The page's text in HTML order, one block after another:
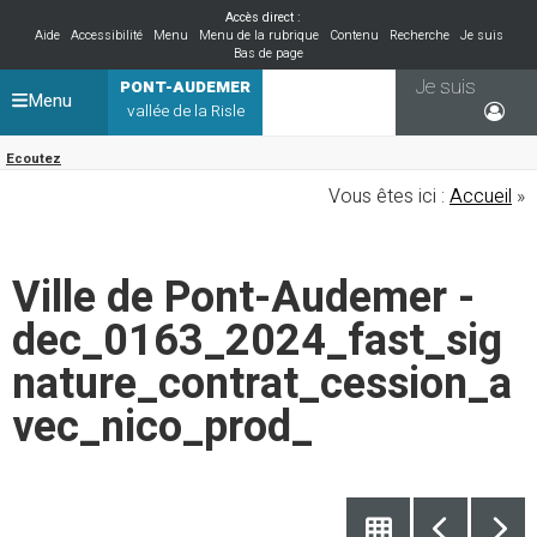
Accès direct :
Aide
Accessibilité Menu Menu de la rubrique Contenu Recherche
Je suis
Bas de page
PONT-AUDEMER
vallée de la Risle
Ecoutez
Je suis
Menu
Vous êtes ici : Accueil »
Ville de Pont-Audemer -
dec_0163_2024_fast_sig
nature_contrat_cession_a
vec_nico_prod_